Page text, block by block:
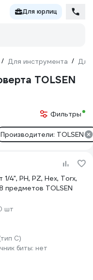
Для юрлиц
/ Для инструмента / Для
TOLSEN
Фильтры
Производители: TOLSEN
4", PH, PZ, Hex, Torx,
предметов TOLSEN
шт
С)
биты: нет